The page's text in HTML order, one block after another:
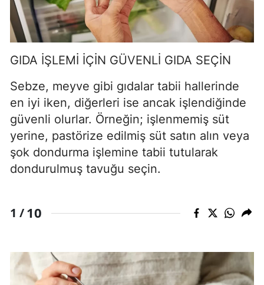
GIDA İŞLEMİ İÇİN GÜVENLİ GIDA SEÇİN
Sebze, meyve gibi gıdalar tabii hallerinde
en iyi iken, diğerleri ise ancak işlendiğinde
güvenli olurlar. Örneğin; işlenmemiş süt
yerine, pastörize edilmiş süt satın alın veya
şok dondurma işlemine tabii tutularak
dondurulmuş tavuğu seçin.
1 /10